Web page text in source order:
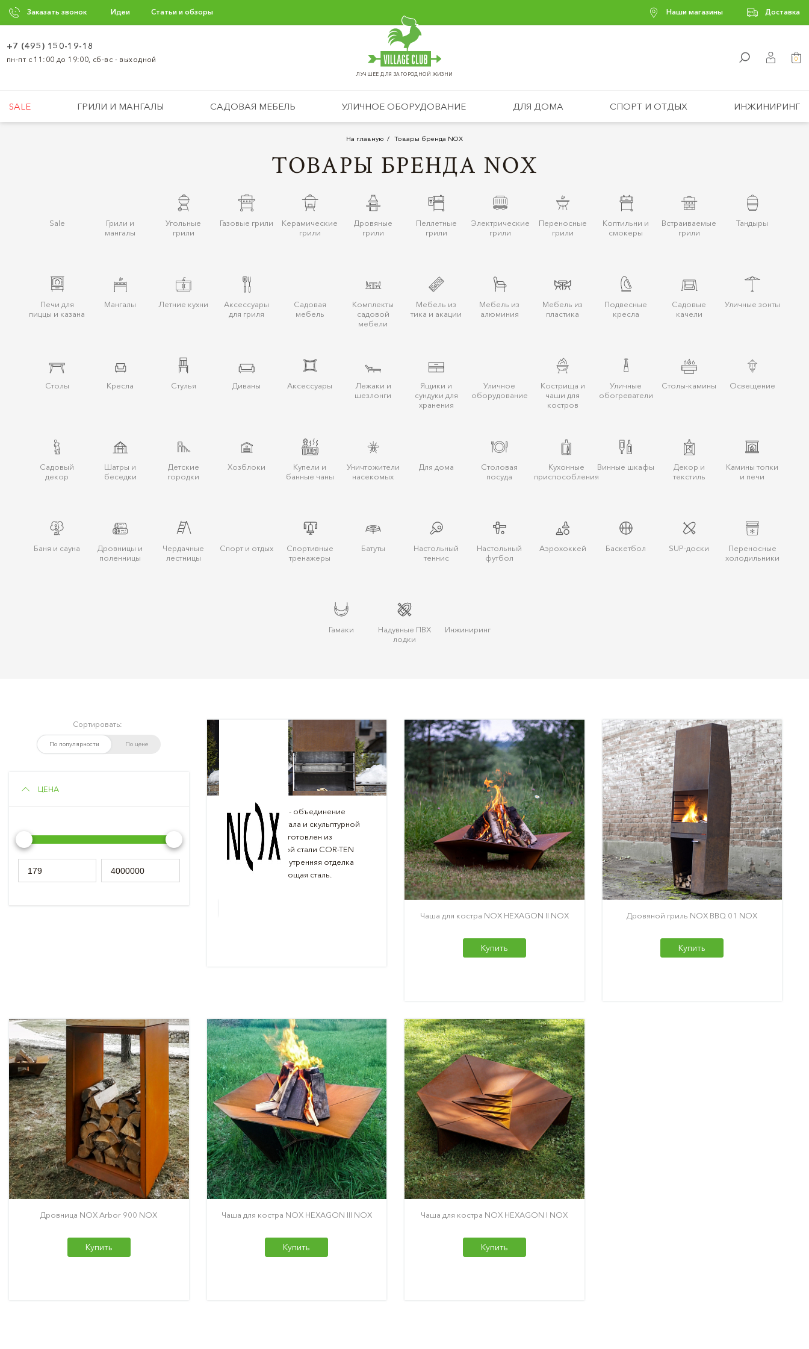
Заказать звонок Идеи Статьи и обзоры Наши магазины Доставка
ЛУЧШЕЕ ДЛЯ ЗАГОРОДНОЙ ЖИЗНИ
+7 (495) 150-19-18
пн-пт с 11:00 до 19:00, сб-вс - выходной 0
SALE ГРИЛИ И МАНГАЛЫ САДОВАЯ МЕБЕЛЬ УЛИЧНОЕ ОБОРУДОВАНИЕ ДЛЯ ДОМА СПОРТ И ОТДЫХ ИНЖИНИРИНГ
На главную Товары бренда NOX
ТОВАРЫ БРЕНДА NOX
Sale
Грили и
мангалы
Угольные
грили
Газовые грили
Керамические
грили
Дровяные
грили
Пеллетные
грили
Электрические
грили
Переносные
грили
Коптильни и
смокеры
Встраиваемые
грили
Тандыры
Печи для
пиццы и казана
Мангалы Летние кухни
Аксессуары
для гриля
Садовая
мебель
Комплекты
садовой
мебели
Мебель из
тика и акации
Мебель из
алюминия
Мебель из
пластика
Подвесные
кресла
Садовые
качели
Уличные зонты
Столы Кресла Стулья Диваны Аксессуары
Лежаки и
шезлонги
Ящики и
сундуки для
хранения
Уличное
оборудование
Кострища и
чаши для
костров
Уличные
обогреватели
Столы-камины Освещение
Cадовый
декор
Шатры и
беcедки
Детские
городки
Хозблоки
Купели и
банные чаны
Уничтожители
насекомых
Для дома
Столовая
посуда
Кухонные
приспособления
Винные шкафы
Декор и
текстиль
Камины топки
и печи
Баня и сауна
Дровницы и
поленницы
Чердачные
лестницы
Спорт и отдых
Спортивные
тренажеры
Батуты
Настольный
теннис
Настольный
футбол
Аэрохоккей Баскетбол SUP-доски
Переносные
холодильники
Гамаки
Надувные ПВХ
лодки
Инжиниринг
Сортировать:
По популярности По цене
ЦЕНА
Идея бренда NOX - объединение
утилитарного мангала и скульптурной
формы. Корпус изготовлен из
атмосферостойкой стали COR-TEN
толщиной 5 мм, внутренняя отделка
пищевая нержавеющая сталь.
Чаша для костра NOX HEXAGON II NOX
Купить
Дровяной гриль NOX BBQ 01 NOX
Купить
Дровница NOX Arbor 900 NOX
Купить
Чаша для костра NOX HEXAGON III NOX
Купить
Чаша для костра NOX HEXAGON I NOX
Купить